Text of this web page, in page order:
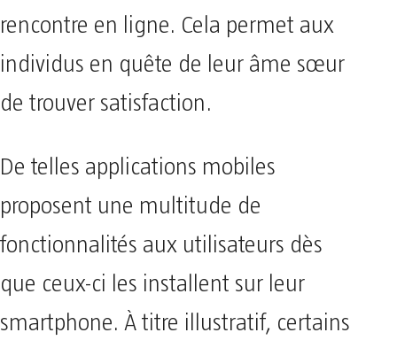
rencontre en ligne. Cela permet aux
individus en quête de leur âme sœur
de trouver satisfaction.
De telles applications mobiles
proposent une multitude de
fonctionnalités aux utilisateurs dès
que ceux-ci les installent sur leur
smartphone. À titre illustratif, certains